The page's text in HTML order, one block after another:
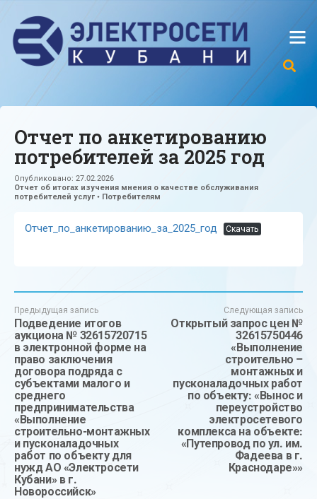
Oтчет по анкетированию
потребителей за 2025 год
Опубликовано: 27.02.2026
Отчет об итогах изучения мнения о качестве обслуживания
потребителей услуг • Потребителям
Oтчет_по_анкетированию_за_2025_год Скачать
Предыдущая запись
Подведение итогов
аукциона № 32615720715
в электронной форме на
право заключения
договора подряда с
субъектами малого и
среднего
предпринимательства
«Выполнение
строительно-монтажных
и пусконаладочных
работ по объекту для
нужд АО «Электросети
Кубани» в г.
Новороссийск»
Следующая запись
Открытый запрос цен №
32615750446
«Выполнение
строительно –
монтажных и
пусконаладочных работ
по объекту: «Вынос и
переустройство
электросетевого
комплекса на объекте:
«Путепровод по ул. им.
Фадеева в г.
Краснодаре»»